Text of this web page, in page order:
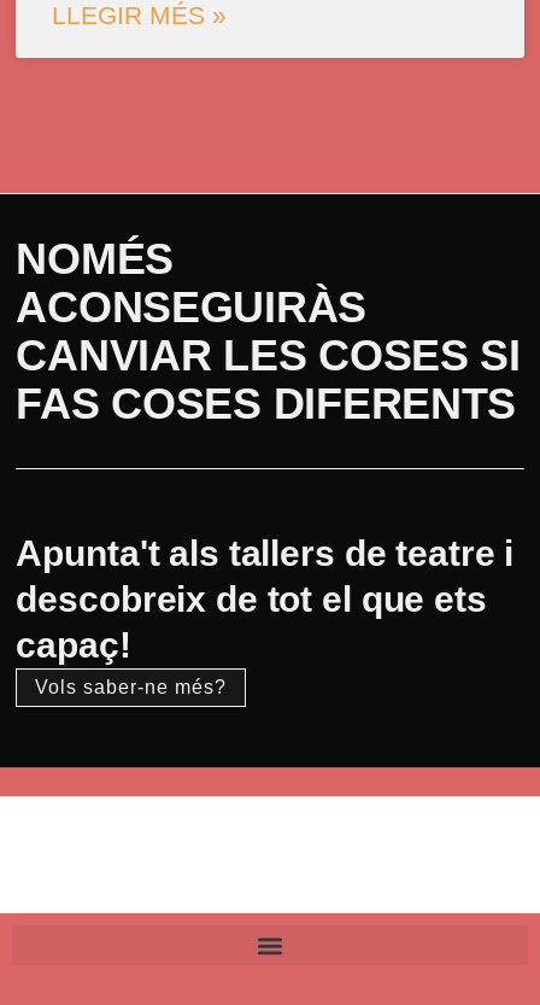
LLEGIR MÉS »
NOMÉS
ACONSEGUIRÀS
CANVIAR LES COSES SI
FAS COSES DIFERENTS
Apunta't als tallers de teatre i
descobreix de tot el que ets
capaç!
Vols saber-ne més?